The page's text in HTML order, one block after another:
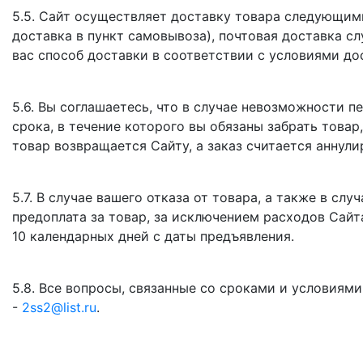
5.5. Сайт осуществляет доставку товара
доставка в пункт самовывоза), почтовая доставка
вас способ доставки в соответствии с условиями
5.6. Вы соглашаетесь, что в случае невозможности
срока, в течение которого вы обязаны забрать
товар возвращается Сайту, а заказ считается
5.7. В случае вашего отказа от товара, а также в
предоплата за товар, за исключением расходов
10 календарных дней с даты предъявления.
5.8. Все вопросы, связанные со сроками и
- 2ss2@list.ru.